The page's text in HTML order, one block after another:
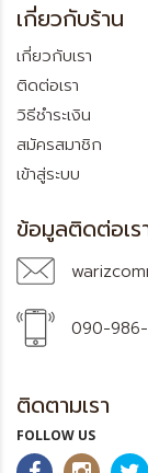
เกี่ยวกับร้าน
เกี่ยวกับเรา
ติดต่อเรา
วิธีชำระเงิน
สมัครสมาชิก
เข้าสู่ระบบ
ข้อมูลติดต่อเร
090-
ติดตามเรา
FOLLOW US